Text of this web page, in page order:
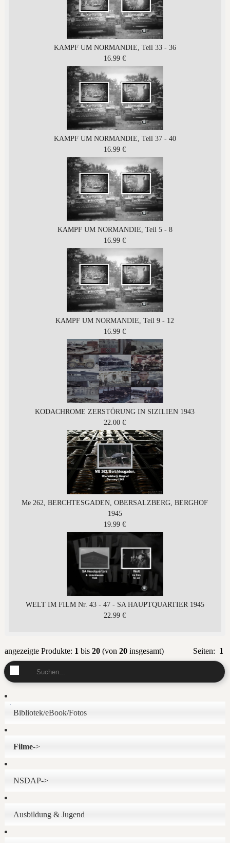
KAMPF UM NORMANDIE, Teil 33 - 36
16.99 €
KAMPF UM NORMANDIE, Teil 37 - 40
16.99 €
KAMPF UM NORMANDIE, Teil 5 - 8
16.99 €
KAMPF UM NORMANDIE, Teil 9 - 12
16.99 €
KODACHROME ZERSTÖRUNG IN SIZILIEN 1943
22.00 €
Me 262, BERCHTESGADEN, OBERSALZBERG, BERGHOF
1945
19.99 €
WELT IM FILM Nr. 43 - 47 - SA HAUPTQUARTIER 1945
22.99 €
Seiten: 1
angezeigte Produkte: 1 bis 20(von 20insgesamt)
Bibliotek/eBook/Fotos
Filme->
NSDAP->
Ausbildung & Jugend